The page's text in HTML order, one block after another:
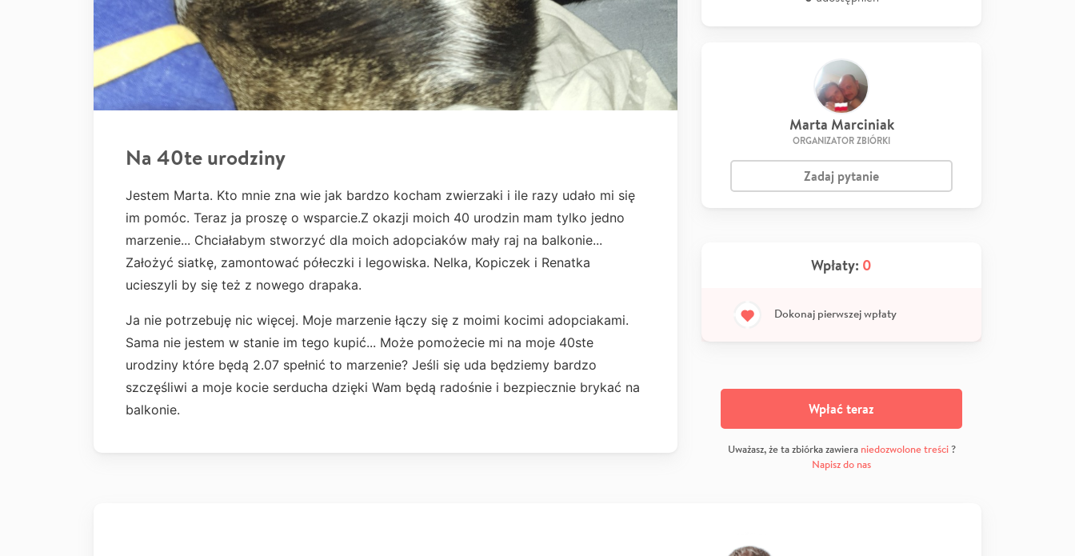
Na 40te urodziny
Jestem Marta. Kto mnie zna wie jak bardzo kocham zwierzaki i ile razy udało mi się
im pomóc. Teraz ja proszę o wsparcie.Z okazji moich 40 urodzin mam tylko jedno
marzenie... Chciałabym stworzyć dla moich adopciaków mały raj na balkonie...
Założyć siatkę, zamontować półeczki i legowiska. Nelka, Kopiczek i Renatka
ucieszyli by się też z nowego drapaka.
Ja nie potrzebuję nic więcej. Moje marzenie łączy się z moimi kocimi adopciakami.
Sama nie jestem w stanie im tego kupić... Może pomożecie mi na moje 40ste
urodziny które będą 2.07 spełnić to marzenie? Jeśli się uda będziemy bardzo
szczęśliwi a moje kocie serducha dzięki Wam będą radośnie i bezpiecznie brykać na
balkonie.
Marta Marciniak
ORGANIZATOR ZBIÓRKI
Zadaj pytanie
Wpłaty: 0
Dokonaj pierwszej wpłaty
Wpłać teraz
Uważasz, że ta zbiórka zawiera niedozwolone treści?
Napisz do nas